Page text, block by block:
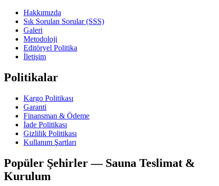
Hakkımızda
Sık Sorulan Sorular (SSS)
Galeri
Metodoloji
Editöryel Politika
İletişim
Politikalar
Kargo Politikası
Garanti
Finansman & Ödeme
İade Politikası
Gizlilik Politikası
Kullanım Şartları
Popüler Şehirler — Sauna Teslimat &
Kurulum